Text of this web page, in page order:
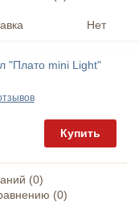
Нет
"Плато mini Light"
Купить
(0)
(0)